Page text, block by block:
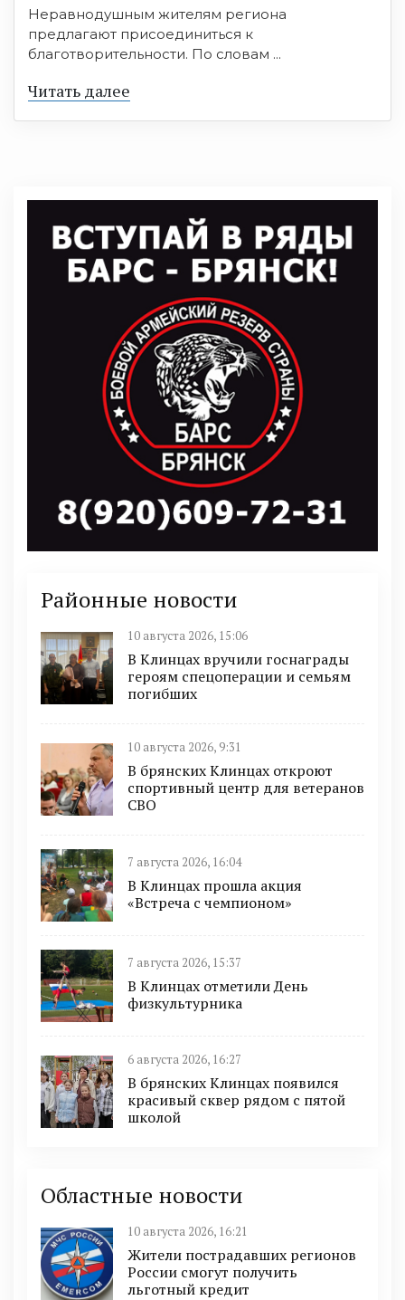
Неравнодушным жителям региона
предлагают присоединиться к
благотворительности. По словам ...
Читать далее
Районные новости
10 августа 2026, 15:06
В Клинцах вручили госнаграды
героям спецоперации и семьям
погибших
10 августа 2026, 9:31
В брянских Клинцах откроют
спортивный центр для ветеранов
СВО
7 августа 2026, 16:04
В Клинцах прошла акция
«Встреча с чемпионом»
7 августа 2026, 15:37
В Клинцах отметили День
физкультурника
6 августа 2026, 16:27
В брянских Клинцах появился
красивый сквер рядом с пятой
школой
Областные новости
10 августа 2026, 16:21
Жители пострадавших регионов
России смогут получить
льготный кредит